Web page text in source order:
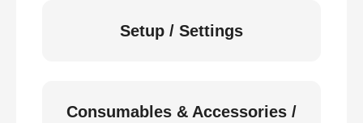
Setup / Settings
Consumables & Accessories /